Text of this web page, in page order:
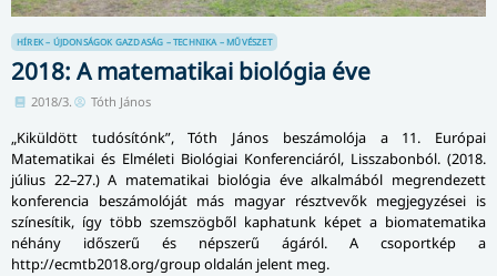
HÍREK – ÚJDONSÁGOK GAZDASÁG – TECHNIKA – MŰVÉSZET
2018: A matematikai biológia éve
2018/3. Tóth János
„Kiküldött tudósítónk”, Tóth János beszámolója a 11. Európai
Matematikai és Elméleti Biológiai Konferenciáról, Lisszabonból. (2018.
július 22­–27.) A matematikai biológia éve alkalmából megrendezett
konferencia beszámolóját más magyar résztvevők megjegyzései is
színesítik, így több szemszögből kaphatunk képet a biomatematika
néhány időszerű és népszerű ágáról. A csoportkép a
http://ecmtb2018.org/group oldalán jelent meg.